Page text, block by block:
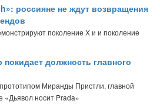
россияне не ждут возвращения
поколение Х и и поколение
покидает должность главного
Миранды Пристли, главной
«Дьявол носит Prada»